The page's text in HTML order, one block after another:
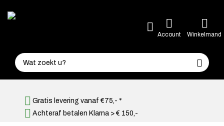
Account Winkelmand
Gratis levering vanaf €75,- *
Achteraf betalen Klarna > € 150,-